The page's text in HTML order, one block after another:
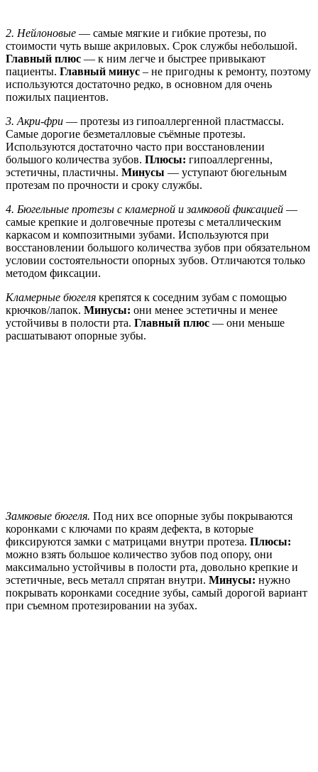
2. Нейлоновые — самые мягкие и гибкие протезы, по
стоимости чуть выше акриловых. Срок службы небольшой.
Главный плюс — к ним легче и быстрее привыкают
пациенты. Главный минус – не пригодны к ремонту, поэтому
используются достаточно редко, в основном для очень
пожилых пациентов.
3. Акри-фри — протезы из гипоаллергенной пластмассы.
Самые дорогие безметалловые съёмные протезы.
Используются достаточно часто при восстановлении
большого количества зубов. Плюсы: гипоаллергенны,
эстетичны, пластичны. Минусы — уступают бюгельным
протезам по прочности и сроку службы.
4. Бюгельные протезы с кламерной и замковой фиксацией —
самые крепкие и долговечные протезы с металлическим
каркасом и композитными зубами. Используются при
восстановлении большого количества зубов при обязательном
условии состоятельности опорных зубов. Отличаются только
методом фиксации.
Кламерные бюгеля крепятся к соседним зубам с помощью
крючков/лапок. Минусы: они менее эстетичны и менее
устойчивы в полости рта. Главный плюс — они меньше
расшатывают опорные зубы.
Замковые бюгеля. Под них все опорные зубы покрываются
коронками с ключами по краям дефекта, в которые
фиксируются замки с матрицами внутри протеза. Плюсы:
можно взять большое количество зубов под опору, они
максимально устойчивы в полости рта, довольно крепкие и
эстетичные, весь металл спрятан внутри. Минусы: нужно
покрывать коронками соседние зубы, самый дорогой вариант
при съемном протезировании на зубах.